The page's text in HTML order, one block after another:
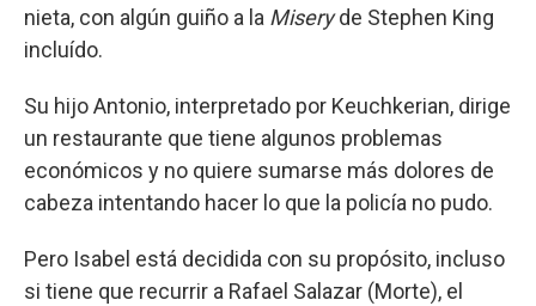
nieta, con algún guiño a la Miseryde Stephen King
incluído.
Su hijo Antonio, interpretado por Keuchkerian, dirige
un restaurante que tiene algunos problemas
económicos y no quiere sumarse más dolores de
cabeza intentando hacer lo que la policía no pudo.
Pero Isabel está decidida con su propósito, incluso
si tiene que recurrir a Rafael Salazar (Morte), el